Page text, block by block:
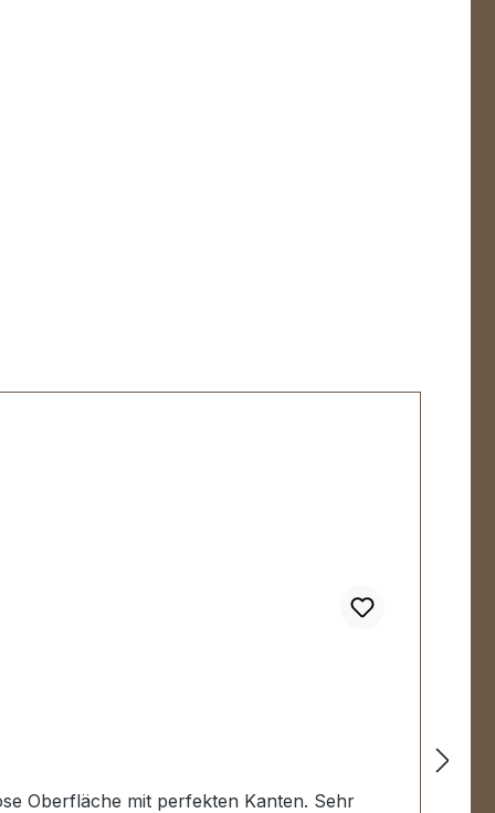
Oberfläche mit perfekten Kanten. Sehr